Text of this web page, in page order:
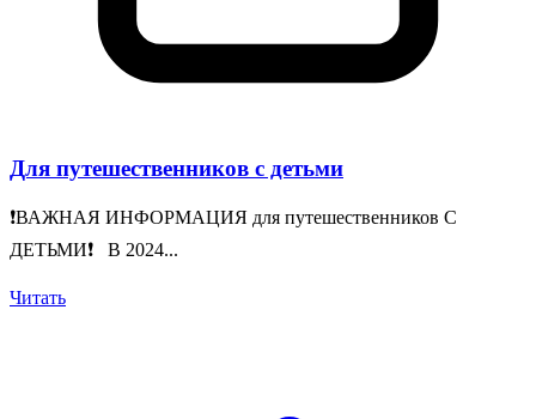
Для путешественников с детьми
❗️ВАЖНАЯ ИНФОРМАЦИЯ для путешественников С
ДЕТЬМИ❗️ В 2024...
Читать